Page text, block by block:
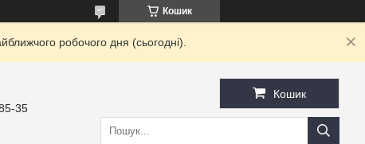
Кошик
робочого дня (сьогодні).
35
Кошик